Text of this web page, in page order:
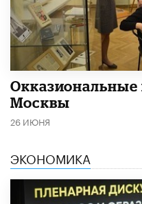
Москвы
26 ИЮНЯ
ЭКОНОМИКА